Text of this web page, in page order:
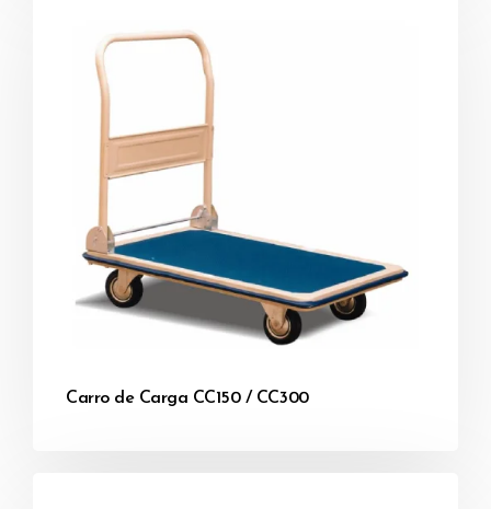
Carro de Carga CC150 / CC300